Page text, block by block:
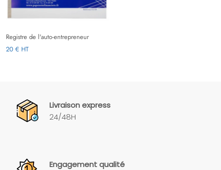
Registre de l'auto-entrepreneur
20 € HT
Livraison express
24/48H
Engagement qualité